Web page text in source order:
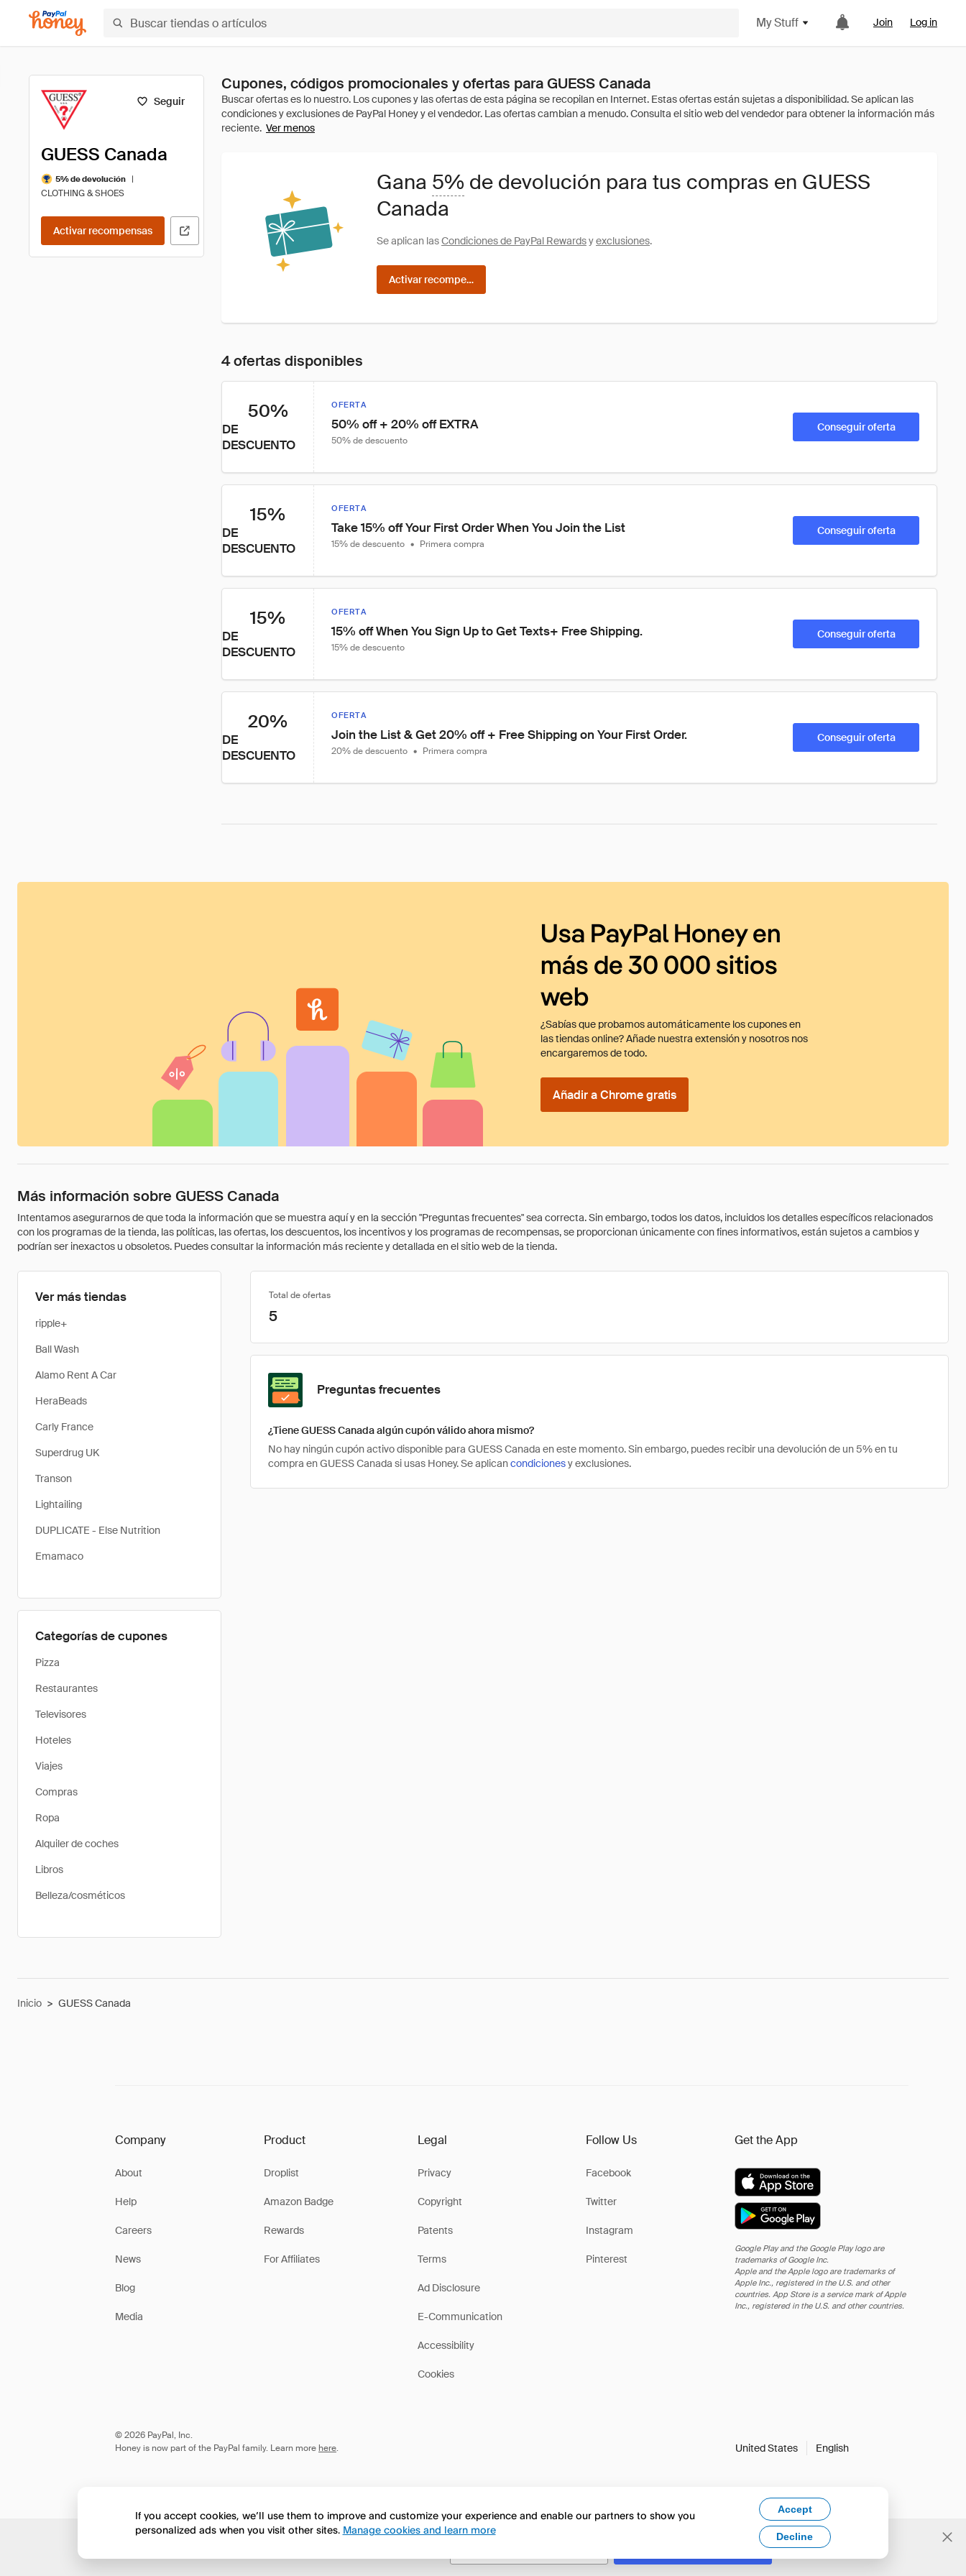
My Stuff Join Log in
Seguir
GUESS Canada
5% de devolución
|
CLOTHING & SHOES
Activar recompensas
Cupones, códigos promocionales y ofertas para GUESS Canada
Ver menos
Gana 5% de devolución para tus compras en GUESS
Canada
Se aplican lasCondiciones de PayPal Rewardsyexclusiones.
Activar recompensas
4 ofertas disponibles
50%
DE
DESCUENTO
OFERTA
50% off + 20% off EXTRA
50% de descuento
Conseguir oferta
15%
DE
DESCUENTO
OFERTA
Take 15% off Your First Order When You Join the List
15% de descuento • Primera compra
Conseguir oferta
15%
DE
DESCUENTO
OFERTA
15% off When You Sign Up to Get Texts+ Free Shipping.
15% de descuento
Conseguir oferta
20%
DE
DESCUENTO
OFERTA
Join the List & Get 20% off + Free Shipping on Your First Order.
20% de descuento • Primera compra
Conseguir oferta
Usa PayPal Honey en
más de 30 000 sitios
web
¿Sabías que probamos automáticamente los cupones en
las tiendas online? Añade nuestra extensión y nosotros nos
encargaremos de todo.
Añadir a Chrome gratis
Más información sobre GUESS Canada
Intentamos asegurarnos de que toda la información que se muestra aquí y en la sección "Preguntas frecuentes" sea correcta. Sin embargo, todos los datos, incluidos los detalles específicos relacionados
con los programas de la tienda, las políticas, las ofertas, los descuentos, los incentivos y los programas de recompensas, se proporcionan únicamente con fines informativos, están sujetos a cambios y
podrían ser inexactos u obsoletos. Puedes consultar la información más reciente y detallada en el sitio web de la tienda.
Ver más tiendas
ripple+
Ball Wash
Alamo Rent A Car
HeraBeads
Carly France
Superdrug UK
Transon
Lightailing
DUPLICATE - Else Nutrition
Emamaco
Categorías de cupones
Pizza
Restaurantes
Televisores
Hoteles
Viajes
Compras
Ropa
Alquiler de coches
Libros
Belleza/cosméticos
Total de ofertas
5
Preguntas frecuentes
¿Tiene GUESS Canada algún cupón válido ahora mismo?
No hay ningún cupón activo disponible para GUESS Canada en este momento. Sin embargo, puedes recibir una devolución de un 5% en tu
compra en GUESS Canada si usas Honey. Se aplicancondicionesy exclusiones.
Inicio > GUESS Canada
Company
About
Help
Careers
News
Blog
Media
Product
Droplist
Amazon Badge
Rewards
For Affiliates
Legal
Privacy
Copyright
Patents
Terms
Ad Disclosure
E-Communication
Accessibility
Cookies
Follow Us
Facebook
Twitter
Instagram
Pinterest
Get the App
Google Play and the Google Play logo are
trademarks of Google Inc.
Apple and the Apple logo are trademarks of
Apple Inc., registered in the U.S. and other
countries. App Store is a service mark of Apple
Inc., registered in the U.S. and other countries.
© 2026 PayPal, Inc.
Honey is now part of the PayPal family. Learn more here. United States English
If you accept cookies, we’ll use them to improve and customize your experience and enable our partners to show you
personalized ads when you visit other sites. Manage cookies and learn more
Accept
Decline